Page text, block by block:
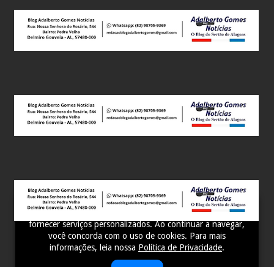
Este site utiliza cookies para melhorar sua experiência e
fornecer serviços personalizados. Ao continuar a navegar,
você concorda com o uso de cookies. Para mais
informações, leia nossa Política de Privacidade.